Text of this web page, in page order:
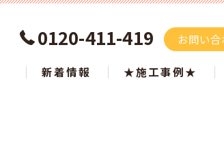
0120-411-419 お問い
新着情報 ★施工事例★